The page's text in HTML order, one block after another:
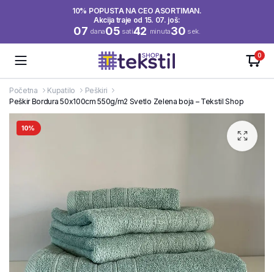
10% POPUSTA NA CEO ASORTIMAN.
Akcija traje od 15. 07. još:
07 dana05 sati42 minuta30 sek.
0
Početna Kupatilo
Peškiri
Peškir Bordura 50x100cm 550g/m2 Svetlo Zelena boja – Tekstil Shop
10%